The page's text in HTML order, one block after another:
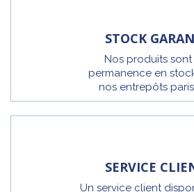
STOCK
Nos produits sont
permanence en
nos entrepôts
SERVICE
Un service client